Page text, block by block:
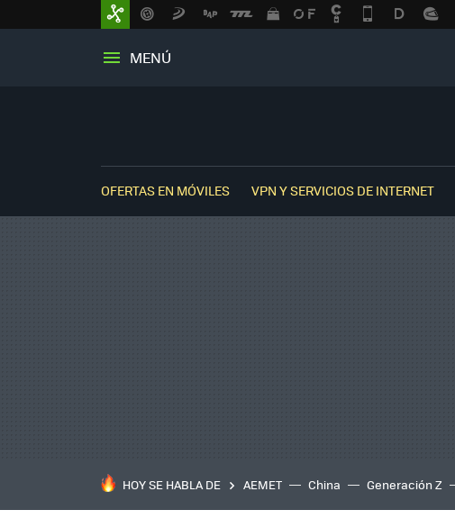
MENÚ
OFERTAS EN MÓVILES VPN Y SERVICIOS DE INTERNET
HOY SE HABLA DE AEMET China Generación Z